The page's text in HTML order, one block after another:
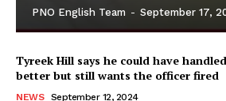
PNO English Team - September 17,
Tyreek Hill says he could have
better but still wants the officer fired
NEWS September 12, 2024